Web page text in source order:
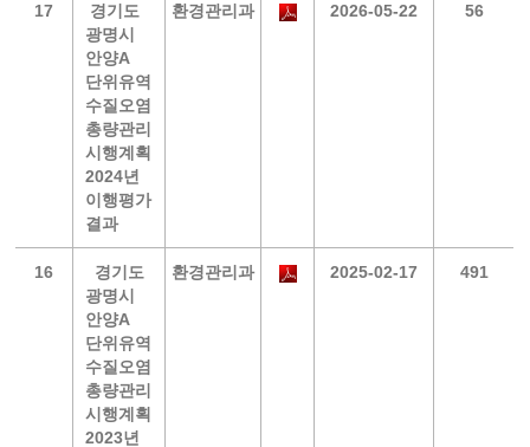
17
경기도
광명시
안양A
단위유역
수질오염
총량관리
시행계획
2024년
이행평가
결과
환경관리과 2026-05-22 56
16
경기도
광명시
안양A
단위유역
수질오염
총량관리
시행계획
2023년
환경관리과 2025-02-17 491